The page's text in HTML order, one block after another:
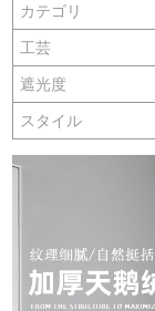
カテゴリ
工芸
遮光度
スタイル